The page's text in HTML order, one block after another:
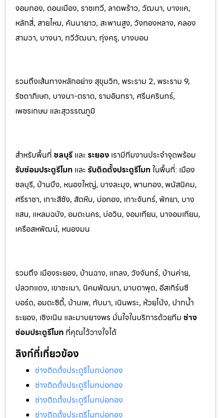
จอมทอง, ดอนเมือง, ราชเทวี, ลาดพร้าว, วัฒนา, บางแค,
หลักสี่, สายไหม, คันนายาว, สะพานสูง, วังทองหลาง, คลอง
สามวา, บางนา, ทวีวัฒนา, ทุ่งครุ, บางบอน
รวมถึงเส้นทางหลักอย่าง สุขุมวิท, พระราม 2, พระราม 9,
รัชดาภิเษก, บางนา-ตราด, รามอินทรา, ศรีนครินทร์,
เพชรเกษม และสุวรรณภูมิ
สำหรับพื้นที่ ชลบุรี และ ระยอง เรามีทีมงานประจำจุดพร้อม
รับซ่อมประตูรีโมท และ รับติดตั้งประตูรีโมทในพื้นที่: เมือง
ชลบุรี, บ้านบึง, หนองใหญ่, บางละมุง, พานทอง, พนัสนิคม,
ศรีราชา, เกาะสีชัง, สัตหีบ, บ่อทอง, เกาะจันทร์, พัทยา, บาง
แสน, แหลมฉบัง, อมตะนคร, บ่อวิน, จอมเทียน, นาจอมเทียน,
เครือสหพัฒน์, หนองมน
รวมถึง เมืองระยอง, บ้านฉาง, แกลง, วังจันทร์, บ้านค่าย,
ปลวกแดง, เขาชะเมา, นิคมพัฒนา, มาบตาพุด, อีสเทิร์นซี
บอร์ด, อมตะซิตี้, บ้านเพ, ทับมา, เนินพระ, ห้วยโป่ง, ปากน้ำ
ระยอง, เชิงเนิน และมาบยางพร มั่นใจในบริการด้วยทีม ช่าง
ซ่อมประตูรีโมท ที่คุณไว้วางใจได้
ลิงก์ที่เกี่ยวข้อง
ช่างติดตั้งประตูรีโมทบ่อทอง
ช่างติดตั้งประตูรีโมทบ่อทอง
ช่างติดตั้งประตูรีโมทบ่อทอง
ช่างติดตั้งประตูรีโมทบ่อทอง